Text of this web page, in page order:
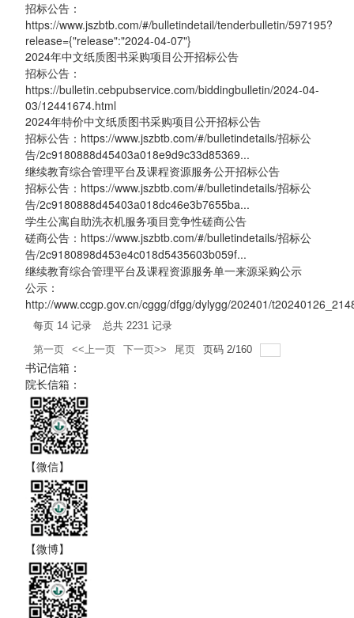
招标公告：
https://www.jszbtb.com/#/bulletindetail/tenderbulletin/597195?
release={"release":"2024-04-07"}
2024年中文纸质图书采购项目公开招标公告
招标公告：
https://bulletin.cebpubservice.com/biddingbulletin/2024-04-
03/12441674.html
2024年特价中文纸质图书采购项目公开招标公告
招标公告：https://www.jszbtb.com/#/bulletindetails/招标公
告/2c9180888d45403a018e9d9c33d85369...
继续教育综合管理平台及课程资源服务公开招标公告
招标公告：https://www.jszbtb.com/#/bulletindetails/招标公
告/2c9180888d45403a018dc46e3b7655ba...
学生公寓自助洗衣机服务项目竞争性磋商公告
磋商公告：https://www.jszbtb.com/#/bulletindetails/招标公
告/2c9180898d453e4c018d5435603b059f...
继续教育综合管理平台及课程资源服务单一来源采购公示
公示：
http://www.ccgp.gov.cn/cggg/dfgg/dylygg/202401/
每页 14 记录 总共 2231 记录
第一页
<<上一页 下一页>> 尾页 页码 2/160
书记信箱：
院长信箱：
【微信】
【微博】